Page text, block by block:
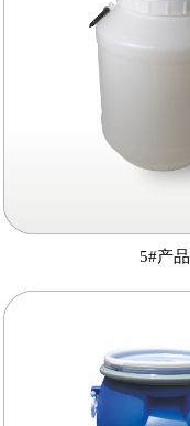
5#产品